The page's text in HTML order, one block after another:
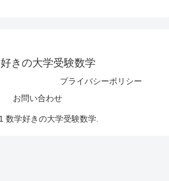
きの大学受験数学
プライバシーポリシー
お問い合わせ
数学好きの大学受験数学.